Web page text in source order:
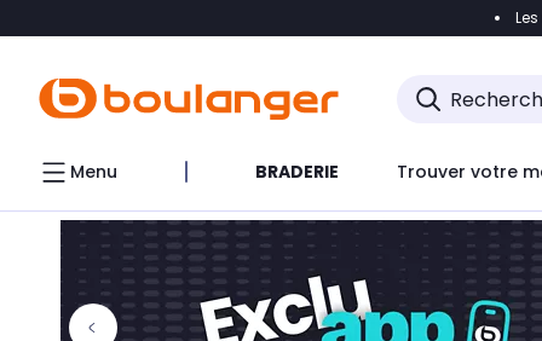
Accéder
Accéder directement au chatbot
Menu BRADERIE Trouver votre